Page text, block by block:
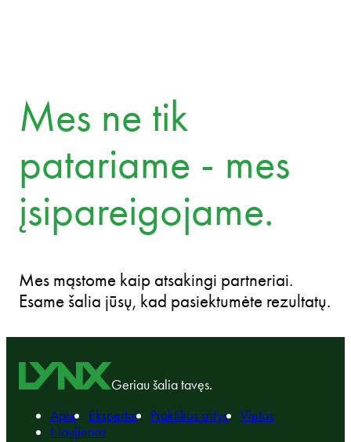
Mes ne tik
patariame - mes
įsipareigojame.
Mes mąstome kaip atsakingi partneriai.
Esame šalia jūsų, kad pasiektumėte rezultatų.
Geriau šalia tavęs.
Apie
Ekspertai Praktikos sritys
Vietos
Naujienos